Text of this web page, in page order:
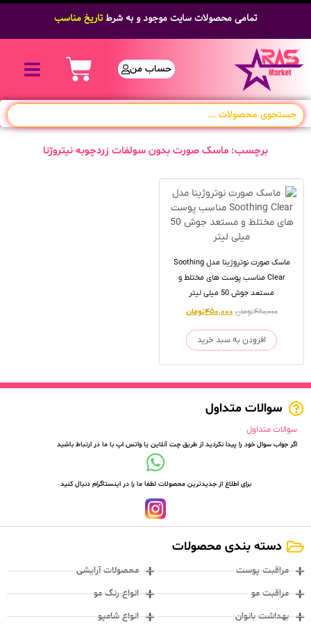
تمامی محصولات سایت موجود و به شرطتاریخ مناسب
حساب من
برچسب: ماسک صورت بدون سولفات زردچوبه نیتروژنا
ماسک صورت نوتروژینا مدل Soothing
Clear مناسب پوست های مختلط و
مستعد جوش 50 میلی لیتر
۴۸۰,۰۰۰تومان ۴۵۰,۰۰۰تومان
افزودن به سبد خرید
سوالات متداول
سوالات متداول
اگر جواب سوال خود را پیدا نکردید از طریق چت آنلاین یا واتس اپ با ما در ارتباط باشید
برای اطلاع از جدیدترین محصولات لطفا ما را در اینستاگرام دنبال کنید
دسته بندی محصولات
مراقبت پوست
مراقبت مو
بهداشت بانوان
محصولات آرایشی
انواع رنگ مو
انواع شامپو